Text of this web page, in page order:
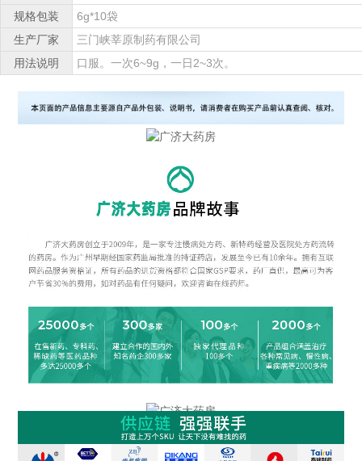
规格包装
6g*10袋
生产厂家
三门峡莘原制药有限公司
用法说明
口服。一次6~9g，一日2~3次。